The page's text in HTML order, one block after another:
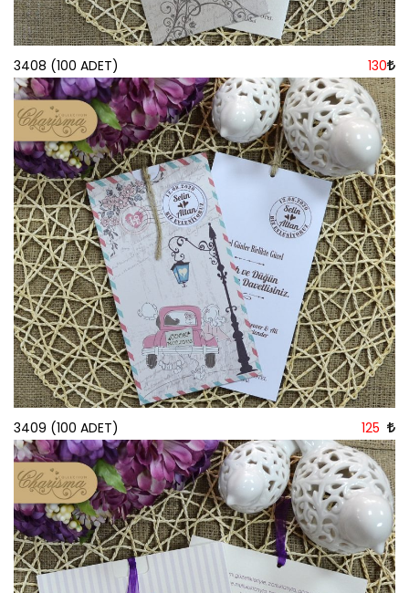
3408 (100 ADET) 130
3409 (100 ADET) 125